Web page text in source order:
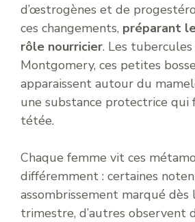
d’œstrogènes et de
ces changements, préparant
rôle nourricier. Les tubercules
Montgomery, ces petites
apparaissent autour du
une substance protectrice qui
tétée.
Chaque femme vit ces
différemment : certaines
assombrissement marqué
trimestre, d’autres observent